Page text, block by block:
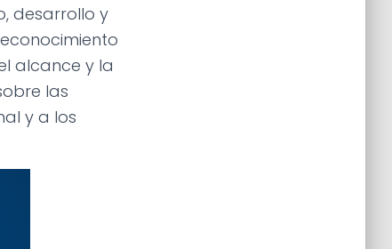
desarrollo y
alcance y la
las
y a los